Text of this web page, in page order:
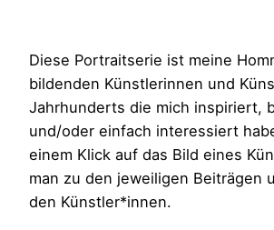
Diese Portraitserie ist meine
bildenden Künstlerinnen und
Jahrhunderts die mich inspiriert,
und/oder einfach interessiert
einem Klick auf das Bild eines
man zu den jeweiligen Beiträgen
den Künstler*innen.